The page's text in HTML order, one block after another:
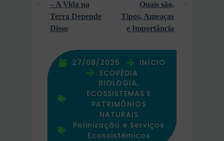
– A Vida na
Terra Depende
Disso
Quais são,
Tipos, Ameaças
e Importância
27/08/2025
INÍCIO
ECOPÉDIA
BIOLOGIA,
ECOSSISTEMAS E
PATRIMÔNIOS
NATURAIS
Polinização e Serviços
Ecossistêmicos